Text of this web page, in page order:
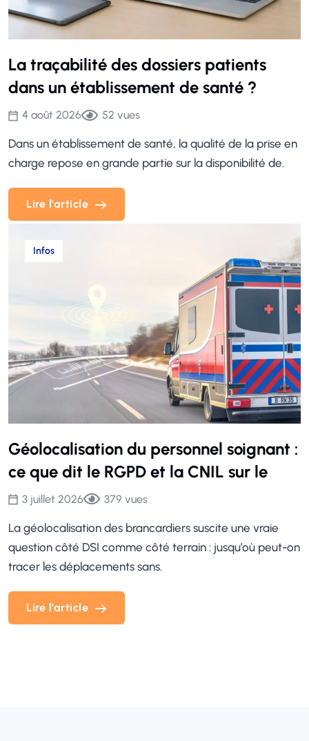
La traçabilité des dossiers patients
dans un établissement de santé ?
4 août 2026 52 vues
Dans un établissement de santé, la qualité de la prise en
charge repose en grande partie sur la disponibilité de.
Lire l'article
Infos
Géolocalisation du personnel soignant :
ce que dit le RGPD et la CNIL sur le
3 juillet 2026 379 vues
La géolocalisation des brancardiers suscite une vraie
question côté DSI comme côté terrain : jusqu’où peut-on
tracer les déplacements sans.
Lire l'article